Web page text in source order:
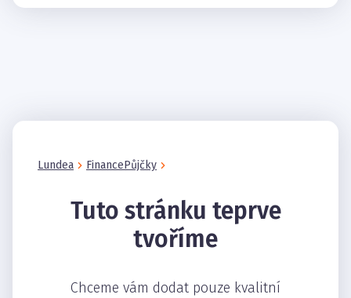
Lundea FinancePůjčky
Tuto stránku teprve
tvoříme
Chceme vám dodat pouze kvalitní